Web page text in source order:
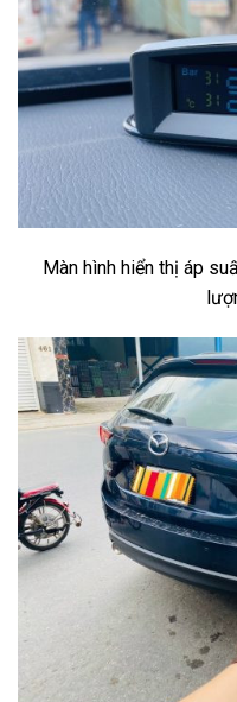
Màn hình hiển thị áp